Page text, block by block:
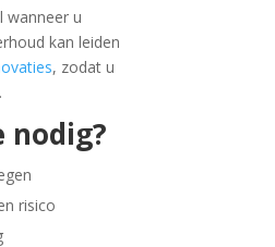
wanneer u
kan leiden
, zodat u
nodig?
risico